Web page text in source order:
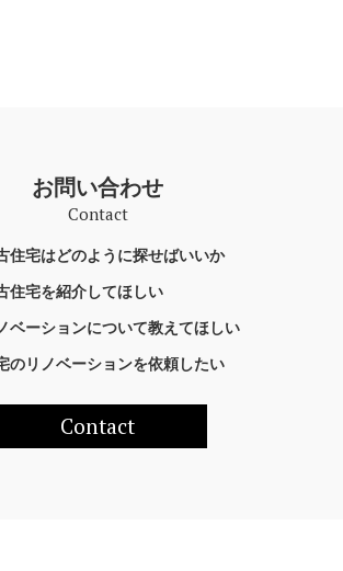
お問い合わせ
Contact
住宅はどのように探せばいいか
住宅を紹介してほしい
ベーションについて教えてほしい
のリノベーションを依頼したい
Contact